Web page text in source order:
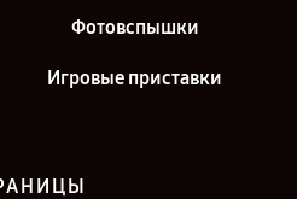
Фотовспышки
Игровые приставки